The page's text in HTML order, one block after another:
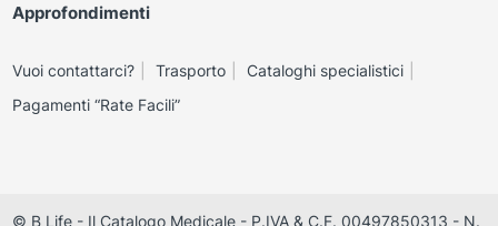
Approfondimenti
Vuoi contattarci? Trasporto
Cataloghi specialistici
Pagamenti “Rate Facili”
© B Life - Il Catalogo Medicale - P.IVA & C.F. 00497850313 - N.